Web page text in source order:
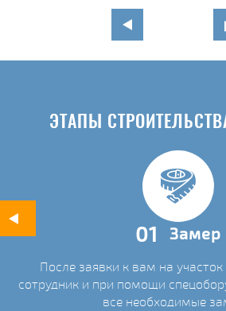
ЭТАПЫ
01 Замер
После заявки к вам на
сотрудник и при помощи
все необходимые